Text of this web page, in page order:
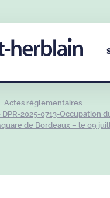
Actes réglementaires
2025-0713-Occupation
de Bordeaux – le 09